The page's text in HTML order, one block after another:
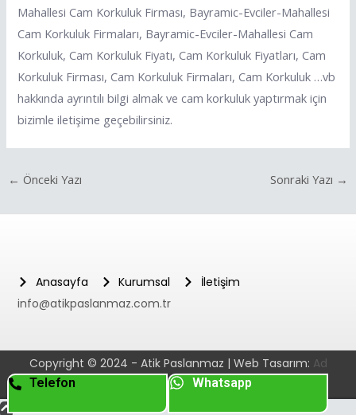
Mahallesi Cam Korkuluk Firması, Bayramic-Evciler-Mahallesi
Cam Korkuluk Firmaları, Bayramic-Evciler-Mahallesi Cam
Korkuluk, Cam Korkuluk Fiyatı, Cam Korkuluk Fiyatları, Cam
Korkuluk Firması, Cam Korkuluk Firmaları, Cam Korkuluk …vb
hakkında ayrıntılı bilgi almak ve cam korkuluk yaptırmak için
bizimle iletişime geçebilirsiniz.
← Önceki Yazı Sonraki Yazı →
Anasayfa Kurumsal
İletişim
info@atikpaslanmaz.com.tr
Copyright © 2024 - Atik Paslanmaz | Web Tasarım: Ad
Dijital
Telefon Whatsapp